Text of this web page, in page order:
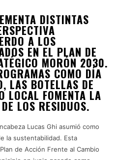
DISTINTAS
A LOS
EN EL PLAN DE
MORÓN 2030.
COMO DÍA
LAS BOTELLAS DE
LOCAL FOMENTA LA
LOS RESIDUOS.
Lucas Ghi asumió como
la sustentabilidad. Esta
de Acción Frente al Cambio